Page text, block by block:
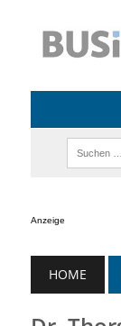
Anzeige
HOME